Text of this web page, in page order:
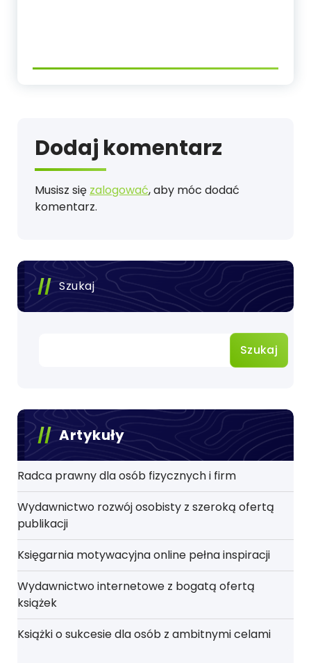
Dodaj komentarz
Musisz się zalogować, aby móc dodać
komentarz.
Szukaj
Szukaj
Artykuły
Radca prawny dla osób fizycznych i firm
Wydawnictwo rozwój osobisty z szeroką ofertą
publikacji
Księgarnia motywacyjna online pełna inspiracji
Wydawnictwo internetowe z bogatą ofertą
książek
Książki o sukcesie dla osób z ambitnymi celami